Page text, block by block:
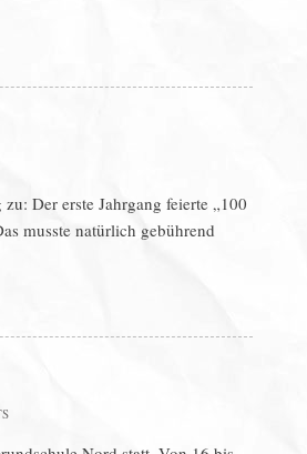
Der erste Jahrgang feierte „100
musste natürlich gebührend